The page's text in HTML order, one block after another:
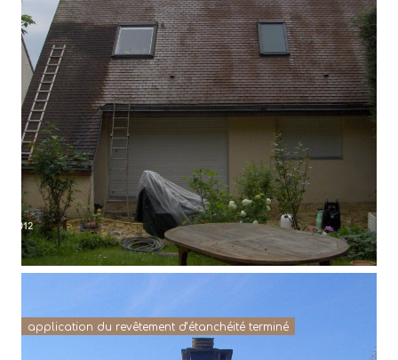
application du revêtement d’étanchéité terminé